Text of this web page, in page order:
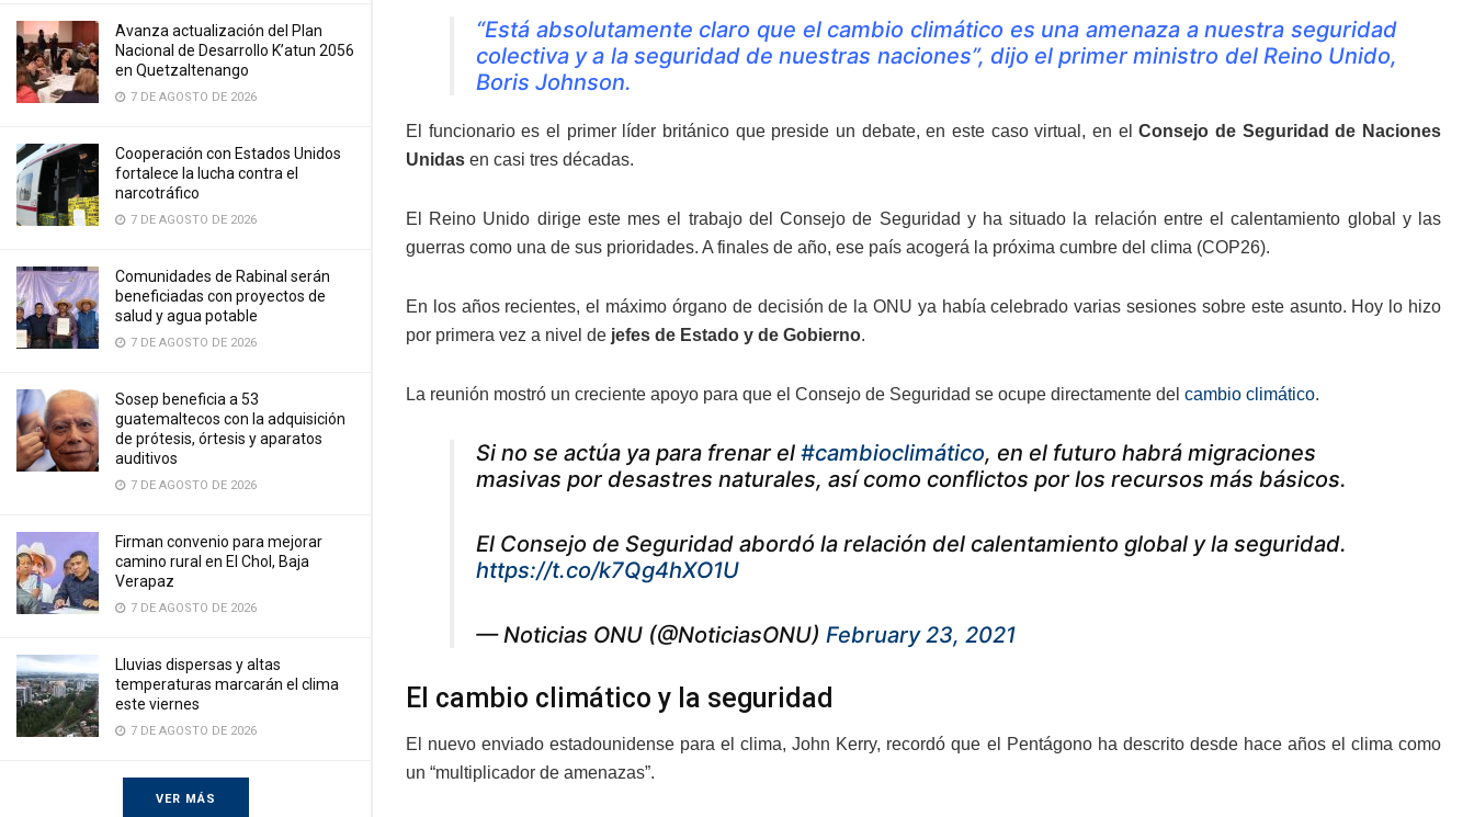
Avanza actualización del Plan
Nacional de Desarrollo K’atun 2056
en Quetzaltenango
7 DE AGOSTO DE 2026
Cooperación con Estados Unidos
fortalece la lucha contra el
narcotráfico
7 DE AGOSTO DE 2026
Comunidades de Rabinal serán
beneficiadas con proyectos de
salud y agua potable
7 DE AGOSTO DE 2026
Sosep beneficia a 53
guatemaltecos con la adquisición
de prótesis, órtesis y aparatos
auditivos
7 DE AGOSTO DE 2026
Firman convenio para mejorar
camino rural en El Chol, Baja
Verapaz
7 DE AGOSTO DE 2026
Lluvias dispersas y altas
temperaturas marcarán el clima
este viernes
7 DE AGOSTO DE 2026
VER MÁS
“Está absolutamente claro que el cambio climático es una amenaza a nuestra seguridad
colectiva y a la seguridad de nuestras naciones”, dijo el primer ministro del Reino Unido,
Boris Johnson.
El funcionario es el primer líder británico que preside un debate, en este caso virtual, en el Consejo de Seguridad de Naciones
Unidas en casi tres décadas.
El Reino Unido dirige este mes el trabajo del Consejo de Seguridad y ha situado la relación entre el calentamiento global y las
guerras como una de sus prioridades. A finales de año, ese país acogerá la próxima cumbre del clima (COP26).
En los años recientes, el máximo órgano de decisión de la ONU ya había celebrado varias sesiones sobre este asunto. Hoy lo hizo
por primera vez a nivel de jefes de Estado y de Gobierno.
La reunión mostró un creciente apoyo para que el Consejo de Seguridad se ocupe directamente del cambio climático.
Si no se actúa ya para frenar el #cambioclimático, en el futuro habrá migraciones
masivas por desastres naturales, así como conflictos por los recursos más básicos.
El Consejo de Seguridad abordó la relación del calentamiento global y la seguridad.
https://t.co/k7Qg4hXO1U
— Noticias ONU (@NoticiasONU) February 23, 2021
El cambio climático y la seguridad
El nuevo enviado estadounidense para el clima, John Kerry, recordó que el Pentágono ha descrito desde hace años el clima como
un “multiplicador de amenazas”.